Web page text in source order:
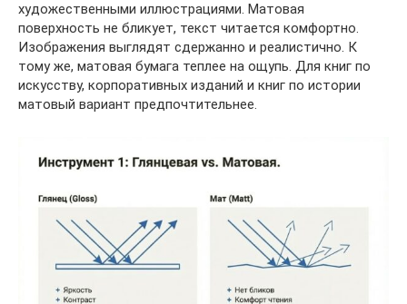
художественными иллюстрациями. Матовая
поверхность не бликует, текст читается комфортно.
Изображения выглядят сдержанно и реалистично. К
тому же, матовая бумага теплее на ощупь. Для книг по
искусству, корпоративных изданий и книг по истории
матовый вариант предпочтительнее.